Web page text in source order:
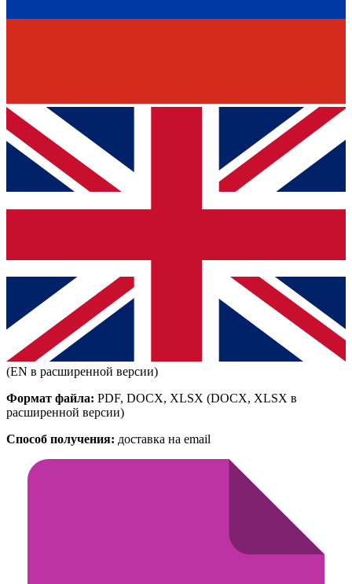
(EN в расширенной версии)
Формат файла: PDF, DOCX, XLSX (DOCX, XLSX в
расширенной версии)
Способ получения: доставка на email